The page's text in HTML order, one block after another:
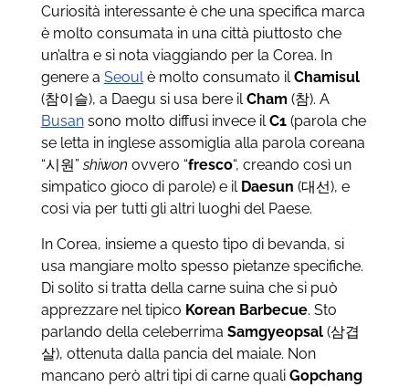
Curiosità interessante è che una specifica marca
è molto consumata in una città piuttosto che
un’altra e si nota viaggiando per la Corea. In
genere a Seoulè molto consumato ilChamisul
(참이슬), a Daegu si usa bere ilCham (참). A
Busansono molto diffusi invece ilC1(parola che
se letta in inglese assomiglia alla parola coreana
“시원”shiwon ovvero “fresco“, creando così un
simpatico gioco di parole) e il Daesun (대선), e
così via per tutti gli altri luoghi del Paese.
In Corea, insieme a questo tipo di bevanda, si
usa mangiare molto spesso pietanze specifiche.
Di solito si tratta della carne suina che si può
apprezzare nel tipico Korean Barbecue. Sto
parlando della celeberrima Samgyeopsal(삼겹
살), ottenuta dalla pancia del maiale. Non
mancano però altri tipi di carne quali Gopchang